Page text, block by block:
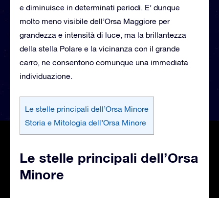
e diminuisce in determinati periodi. E’ dunque
molto meno visibile dell’Orsa Maggiore per
grandezza e intensità di luce, ma la brillantezza
della stella Polare e la vicinanza con il grande
carro, ne consentono comunque una immediata
individuazione.
Le stelle principali dell’Orsa Minore
Storia e Mitologia dell’Orsa Minore
Le stelle principali dell’Orsa
Minore